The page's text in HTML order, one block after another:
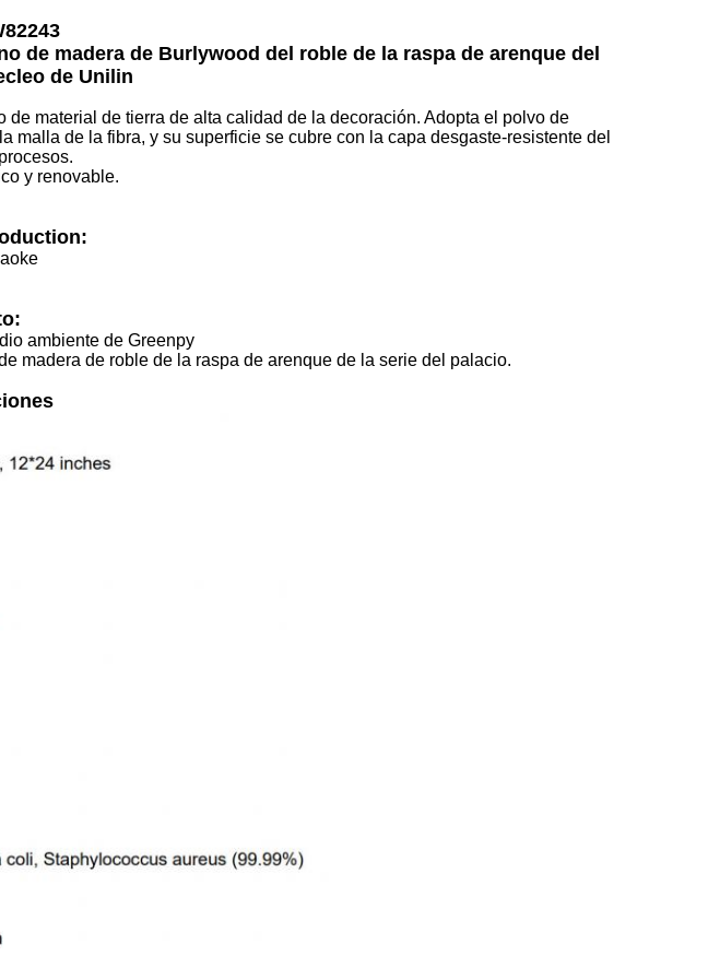
de madera de Burlywood del roble de la raspa de arenque del
de Unilin
material de tierra de alta calidad de la decoración. Adopta el polvo de
de la fibra, y su superficie se cubre con la capa desgaste-resistente del
y renovable.
ambiente de Greenpy
madera de roble de la raspa de arenque de la serie del palacio.